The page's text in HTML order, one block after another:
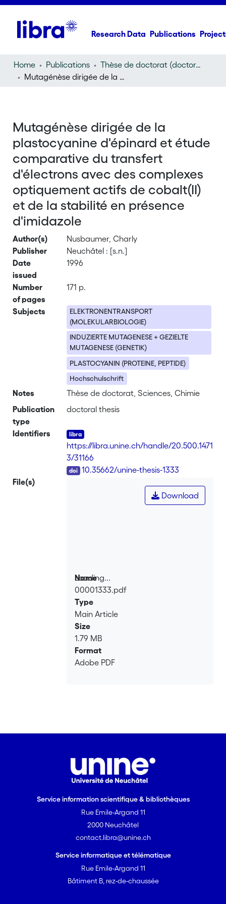
Research Data Publications
Home Publications
Thèse de doctorat (doctoral thesis)
Mutagénèse dirigée de la plastocyanine d'épinard et étude comparative du transfert d'électrons avec des complexes optiquement actifs de cobalt(II) et de la stabilité en présence d'imidazole
Mutagénèse dirigée de la
plastocyanine d'épinard et étude
comparative du transfert
d'électrons avec des complexes
optiquement actifs de cobalt(II)
et de la stabilité en présence
d'imidazole
Author(s)
Nusbaumer, Charly
Publisher
Neuchâtel : [s.n.]
Date
issued
1996
Number
of pages
171 p.
Subjects
ELEKTRONENTRANSPORT
(MOLEKULARBIOLOGIE)
INDUZIERTE MUTAGENESE + GEZIELTE
MUTAGENESE (GENETIK)
PLASTOCYANIN (PROTEINE, PEPTIDE)
Hochschulschrift
Notes
Thèse de doctorat, Sciences, Chimie
Publication
type
doctoral thesis
Identifiers
https://libra.unine.ch/handle/20.500.1471
3/31166
10.35662/unine-thesis-1333
File(s)
Loading...
Loading...
Download
Name
00001333.pdf
Type
Main Article
Size
1.79 MB
Format
Adobe PDF
Service information scientifique & bibliothèques
Rue Emile-Argand 11
2000 Neuchâtel
contact.libra@unine.ch
Service informatique et télématique
Rue Emile-Argand 11
Bâtiment B, rez-de-chaussée